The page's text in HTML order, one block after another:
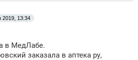
2019, 13:34
в МедЛабе.
заказала в аптека ру,